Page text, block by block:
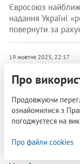
Євросоюз
надання Україні
повернути за
19 жовтня 2025, 22:17
заморожених
Очільниця
Лагард заявила,
російських
Про
Продовжуючи
ознайомилися з
погоджуєтеся на
Про файли cookies